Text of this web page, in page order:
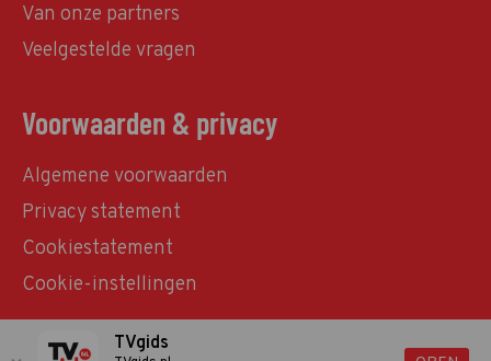
Van onze partners
Veelgestelde vragen
Voorwaarden & privacy
Algemene voorwaarden
Privacy statement
Cookiestatement
Cookie-instellingen
TVgids